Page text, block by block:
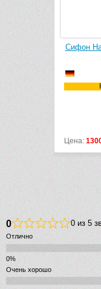
Сифон
Цена:
0 0 из 5
Отлично
Очень хорошо